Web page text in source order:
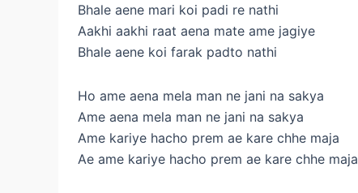
Bhale aene mari koi padi re nathi
Aakhi aakhi raat aena mate ame jagiye
Bhale aene koi farak padto nathi
Ho ame aena mela man ne jani na sakya
Ame aena mela man ne jani na sakya
Ame kariye hacho prem ae kare chhe maja
Ae ame kariye hacho prem ae kare chhe maja